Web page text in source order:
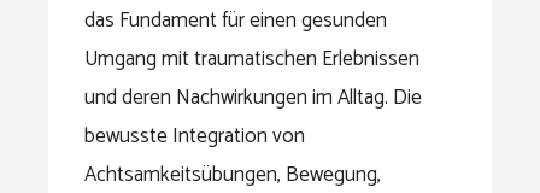
das Fundament für einen gesunden
Umgang mit traumatischen Erlebnissen
und deren Nachwirkungen im Alltag. Die
bewusste Integration von
Achtsamkeitsübungen, Bewegung,